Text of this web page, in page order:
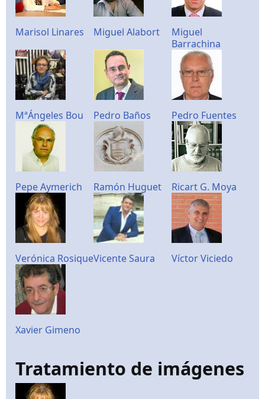
Marisol Linares Miguel Alabort
Miguel
Barrachina
MªÁngeles Bou Pedro Baños Pedro Fuentes
Pepe Aymerich Ramón Huguet Ricart G. Moya
Verónica RosiqueVicente Saura Víctor Viciedo
Xavier Gimeno
Tratamiento de imágenes